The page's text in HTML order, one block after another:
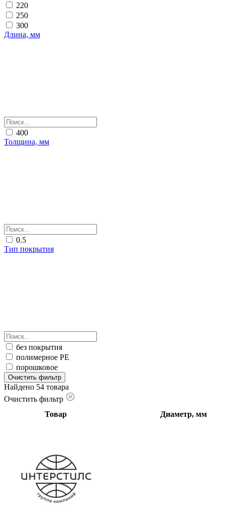
220
250
300
Длина, мм
400
Толщина, мм
0.5
Тип покрытия
без покрытия
полимерное PE
порошковое
Очистить фильтр
Найдено 54 товара
Очистить фильтр
Товар
Диаметр, мм